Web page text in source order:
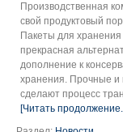
Производственная
свой продуктовый
Пакеты для
прекрасная
дополнение к
хранения. Прочные и
сделают процесс
[Читать